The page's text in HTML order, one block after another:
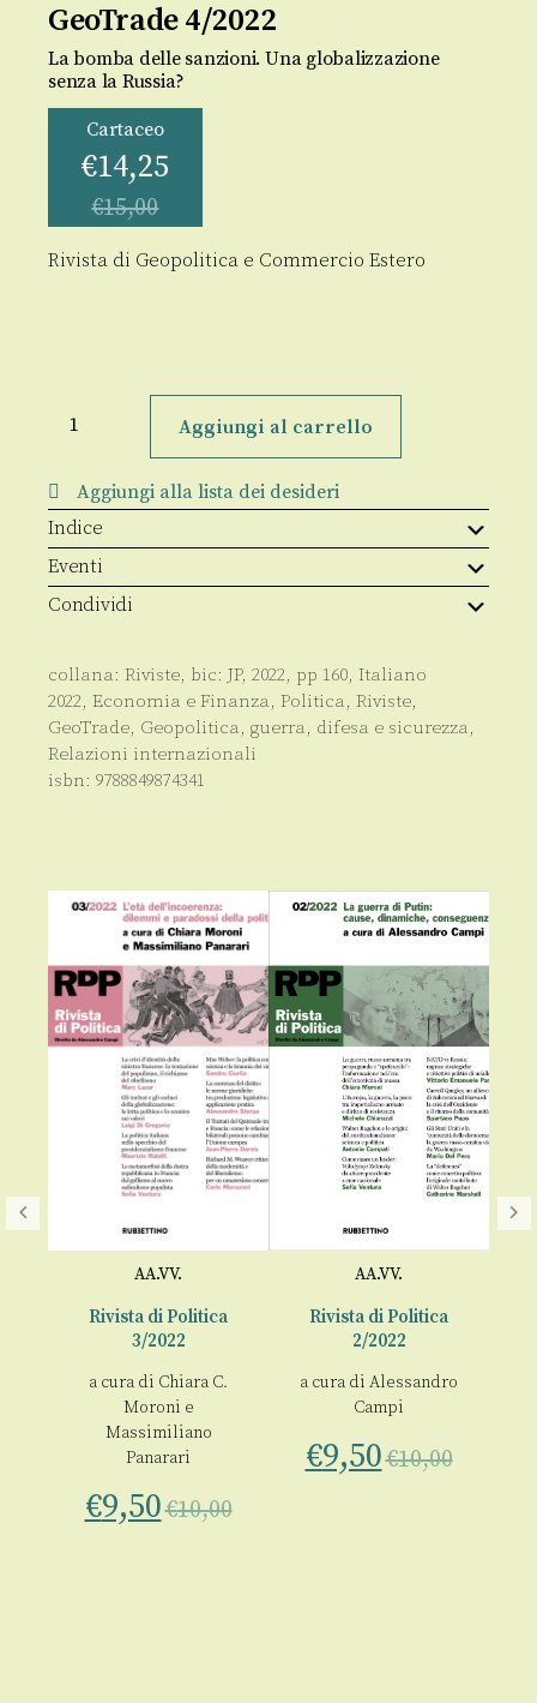
GeoTrade 4/2022
La bomba delle sanzioni. Una globalizzazione
senza la Russia?
Cartaceo
€14,25
€15,00
Rivista di Geopolitica e Commercio Estero
4/2022
Aggiungi al carrello
Aggiungi alla lista dei desideri
Indice
Eventi
Condividi
collana: Riviste, bic: JP, 2022, pp 160, Italiano
2022, Economia e Finanza, Politica, Riviste,
GeoTrade, Geopolitica, guerra, difesa e sicurezza,
Relazioni internazionali
isbn: 9788849874341
AA.VV.
Rivista di Politica
3/2022
a cura di Chiara C.
Moroni e
Massimiliano
Panarari
€9,50€10,00
AA.VV.
Rivista di Politica
2/2022
a cura di Alessandro
Campi
€9,50€10,00